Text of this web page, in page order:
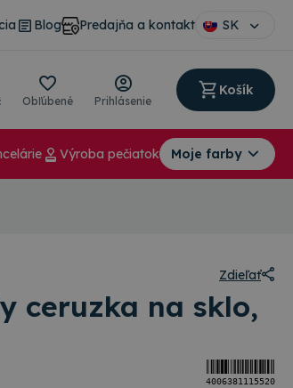
Blog Predajňa a kontakt SK
Obľúbené Prihlásenie
Košík
Výroba pečiatok Moje farby
Zdieľať
ceruzka na sklo,
4006381115520